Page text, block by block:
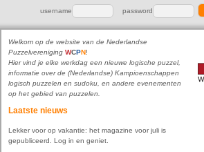
username password
Welkom op de website van de Nederlandse
Puzzelvereniging WCPN!
Hier vind je elke werkdag een nieuwe logische puzzel,
informatie over de (Nederlandse) Kampioenschappen
logisch puzzelen en sudoku, en andere evenementen
op het gebied van puzzelen.
Laatste nieuws
Lekker voor op vakantie: het magazine voor juli is
gepubliceerd. Log in en geniet.